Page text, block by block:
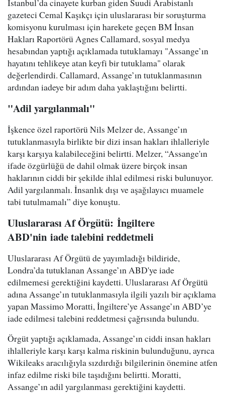
İstanbul’da cinayete kurban giden Suudi Arabistanlı
gazeteci Cemal Kaşıkçı için uluslararası bir soruşturma
komisyonu kurulması için harekete geçen BM İnsan
Hakları Raportörü Agnes Callamard, sosyal medya
hesabından yaptığı açıklamada tutuklamayı "Assange’ın
hayatını tehlikeye atan keyfi bir tutuklama" olarak
değerlendirdi. Callamard, Assange’ın tutuklanmasının
ardından iadeye bir adım daha yaklaştığını belirtti.
"Adil yargılanmalı"
İşkence özel raportörü Nils Melzer de, Assange’ın
tutuklanmasıyla birlikte bir dizi insan hakları ihlalleriyle
karşı karşıya kalabileceğini belirtti. Melzer, “Assange'ın
ifade özgürlüğü de dahil olmak üzere birçok insan
haklarının ciddi bir şekilde ihlal edilmesi riski bulunuyor.
Adil yargılanmalı. İnsanlık dışı ve aşağılayıcı muamele
tabi tutulmamalı” diye konuştu.
Uluslararası Af Örgütü: İngiltere
ABD'nin iade talebini reddetmeli
Uluslararası Af Örgütü de yayımladığı bildiride,
Londra’da tutuklanan Assange’ın ABD'ye iade
edilmemesi gerektiğini kaydetti. Uluslararası Af Örgütü
adına Assange’ın tutuklanmasıyla ilgili yazılı bir açıklama
yapan Massimo Moratti, İngiltere’ye Assange’ın ABD’ye
iade edilmesi talebini reddetmesi çağrısında bulundu.
Örgüt yaptığı açıklamada, Assange’ın ciddi insan hakları
ihlalleriyle karşı karşı kalma riskinin bulunduğunu, ayrıca
Wikileaks aracılığıyla sızdırdığı bilgilerinin önemine atfen
infaz edilme riski bile taşıdığını belirtti. Moratti,
Assange’ın adil yargılanması gerektiğini kaydetti.